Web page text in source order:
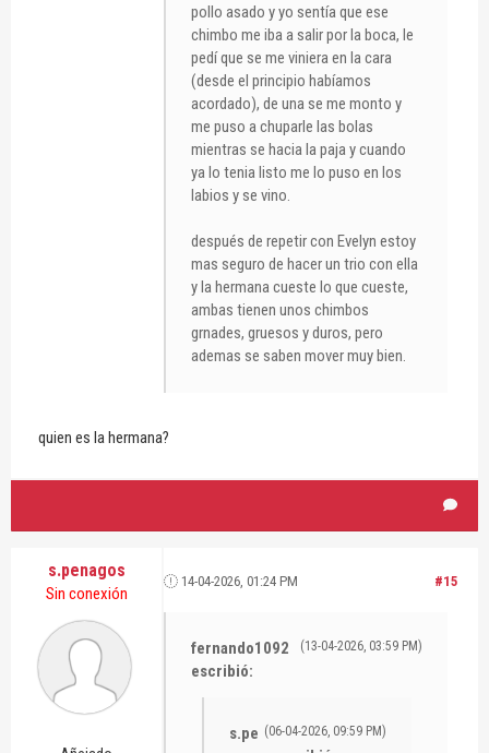
pollo asado y yo sentía que ese
chimbo me iba a salir por la boca, le
pedí que se me viniera en la cara
(desde el principio habíamos
acordado), de una se me monto y
me puso a chuparle las bolas
mientras se hacia la paja y cuando
ya lo tenia listo me lo puso en los
labios y se vino.
después de repetir con Evelyn estoy
mas seguro de hacer un trio con ella
y la hermana cueste lo que cueste,
ambas tienen unos chimbos
grnades, gruesos y duros, pero
ademas se saben mover muy bien.
quien es la hermana?
s.penagos
Sin conexión
#15
14-04-2026, 01:24 PM
(13-04-2026, 03:59 PM)
fernando1092
escribió:
(06-04-2026, 09:59 PM)
s.pe